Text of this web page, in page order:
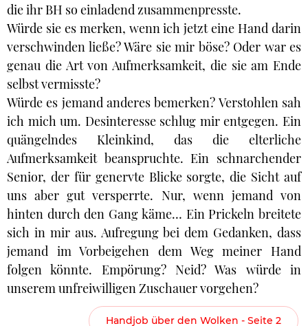
die ihr BH so einladend zusammenpresste.
Würde sie es merken, wenn ich jetzt eine Hand darin
verschwinden ließe? Wäre sie mir böse? Oder war es
genau die Art von Aufmerksamkeit, die sie am Ende
selbst vermisste?
Würde es jemand anderes bemerken? Verstohlen sah
ich mich um. Desinteresse schlug mir entgegen. Ein
quängelndes Kleinkind, das die elterliche
Aufmerksamkeit beanspruchte. Ein schnarchender
Senior, der für genervte Blicke sorgte, die Sicht auf
uns aber gut versperrte. Nur, wenn jemand von
hinten durch den Gang käme… Ein Prickeln breitete
sich in mir aus. Aufregung bei dem Gedanken, dass
jemand im Vorbeigehen dem Weg meiner Hand
folgen könnte. Empörung? Neid? Was würde in
unserem unfreiwilligen Zuschauer vorgehen?
Handjob über den Wolken - Seite 2